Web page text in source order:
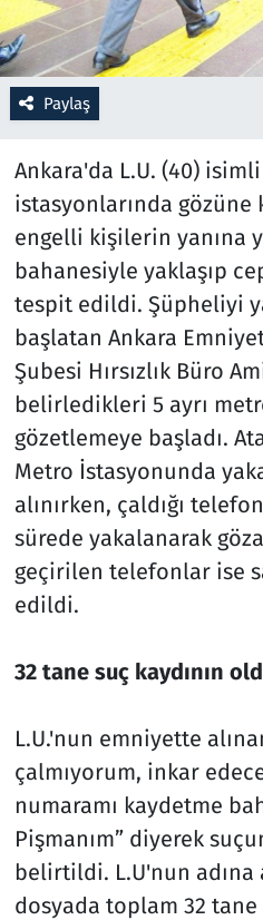
Paylaş
Ankara'da L.U. (40)
istasyonlarında gözüne
engelli kişilerin yanına
bahanesiyle yaklaşıp
tespit edildi. Şüpheliyi
başlatan Ankara
Şubesi Hırsızlık Büro
belirledikleri 5 ayrı
gözetlemeye başladı.
Metro İstasyonunda
alınırken, çaldığı
sürede yakalanarak
geçirilen telefonlar ise
edildi.
32 tane suç kaydının
L.U.'nun emniyette
çalmıyorum, inkar
numaramı kaydetme
Pişmanım” diyerek
belirtildi. L.U'nun adına
dosyada toplam 32
Seçim 2023
Spor